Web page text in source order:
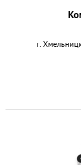
г.